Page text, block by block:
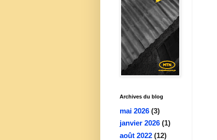
Archives du blog
mai 2026 (3)
janvier 2026 (1)
août 2022 (12)